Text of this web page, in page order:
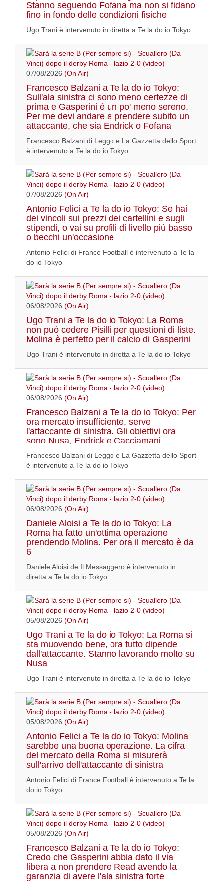
Stanno seguendo Fofana ma non si fidano
fino in fondo delle condizioni fisiche
Ugo Trani è intervenuto in diretta a Te la do io Tokyo
07/08/2026 (On Air)
Francesco Balzani a Te la do io Tokyo:
Sull'ala sinistra ci sono meno certezze di
prima e Gasperini è un po' meno sereno.
Per me devi andare a prendere subito un
attaccante, che sia Endrick o Fofana
Francesco Balzani di Leggo e La Gazzetta dello Sport
è intervenuto a Te la do io Tokyo
07/08/2026 (On Air)
Antonio Felici a Te la do io Tokyo: Se hai
dei vincoli sui prezzi dei cartellini e sugli
stipendi, o vai su profili di livello più basso
o becchi un'occasione
Antonio Felici di France Football è intervenuto a Te la
do io Tokyo
06/08/2026 (On Air)
Ugo Trani a Te la do io Tokyo: La Roma
non può cedere Pisilli per questioni di liste.
Molina è perfetto per il calcio di Gasperini
Ugo Trani è intervenuto in diretta a Te la do io Tokyo
06/08/2026 (On Air)
Francesco Balzani a Te la do io Tokyo: Per
ora mercato insufficiente, serve
l'attaccante di sinistra. Gli obiettivi ora
sono Nusa, Endrick e Cacciamani
Francesco Balzani di Leggo e La Gazzetta dello Sport
è intervenuto a Te la do io Tokyo
06/08/2026 (On Air)
Daniele Aloisi a Te la do io Tokyo: La
Roma ha fatto un'ottima operazione
prendendo Molina. Per ora il mercato è da
6
Daniele Aloisi de Il Messaggero è intervenuto in
diretta a Te la do io Tokyo
05/08/2026 (On Air)
Ugo Trani a Te la do io Tokyo: La Roma si
sta muovendo bene, ora tutto dipende
dall'attaccante. Stanno lavorando molto su
Nusa
Ugo Trani è intervenuto in diretta a Te la do io Tokyo
05/08/2026 (On Air)
Antonio Felici a Te la do io Tokyo: Molina
sarebbe una buona operazione. La cifra
del mercato della Roma si misurerà
sull'arrivo dell'attaccante di sinistra
Antonio Felici di France Football è intervenuto a Te la
do io Tokyo
05/08/2026 (On Air)
Francesco Balzani a Te la do io Tokyo:
Credo che Gasperini abbia dato il via
libera a non prendere Read avendo la
garanzia di avere l'ala sinistra forte